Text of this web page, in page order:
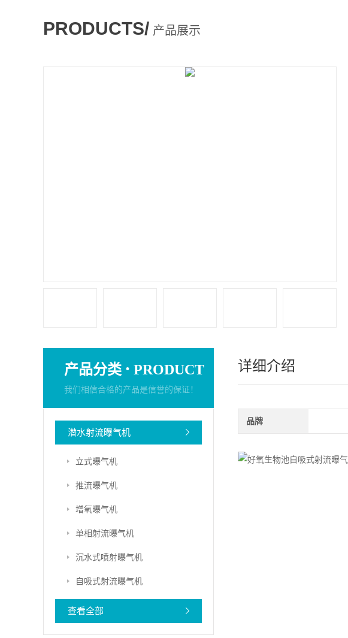
PRODUCTS/ 产品展示
产品分类 · PRODUCT
我们相信合格的产品是信誉的保证！
潜水射流曝气机
立式曝气机
推流曝气机
增氧曝气机
单相射流曝气机
沉水式喷射曝气机
自吸式射流曝气机
查看全部
详细介绍
品牌